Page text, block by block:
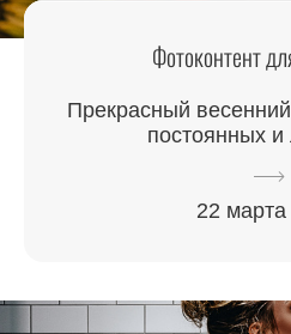
Фотоконтент
Прекрасный
постоянных
22 марта